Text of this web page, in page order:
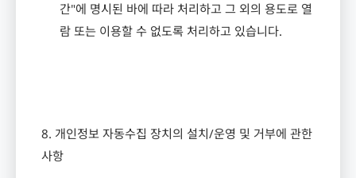
간"에 명시된 바에 따라 처리하고 그 외의 용도로 열
람 또는 이용할 수 없도록 처리하고 있습니다.
8. 개인정보 자동수집 장치의 설치/운영 및 거부에 관한
사항